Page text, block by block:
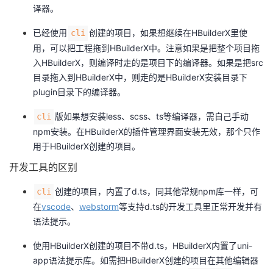
译器。
已经使用 cli 创建的项目，如果想继续在HBuilderX里使
用，可以把工程拖到HBuilderX中。注意如果是把整个项目拖
入HBuilderX，则编译时走的是项目下的编译器。如果是把src
目录拖入到HBuilderX中，则走的是HBuilderX安装目录下
plugin目录下的编译器。
cli
版如果想安装less、scss、ts等编译器，需自己手动
npm安装。在HBuilderX的插件管理界面安装无效，那个只作
用于HBuilderX创建的项目。
开发工具的区别
cli 创建的项目，内置了d.ts，同其他常规npm库一样，可
在vscode、 webstorm等支持d.ts的开发工具里正常开发并有
语法提示。
使用HBuilderX创建的项目不带d.ts，HBuilderX内置了uni-
app语法提示库。如需把HBuilderX创建的项目在其他编辑器